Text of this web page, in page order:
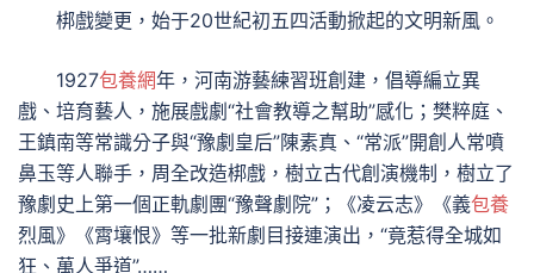
梆戲變更，始于20世紀初五四活動掀起的文明新風。
1927包養網年，河南游藝練習班創建，倡導編立異
戲、培育藝人，施展戲劇“社會教導之幫助”感化；樊粹庭、
王鎮南等常識分子與“豫劇皇后”陳素真、“常派”開創人常噴
鼻玉等人聯手，周全改造梆戲，樹立古代創演機制，樹立了
豫劇史上第一個正軌劇團“豫聲劇院”；《凌云志》《義包養
烈風》《霄壤恨》等一批新劇目接連演出，“竟惹得全城如
狂、萬人爭道”……